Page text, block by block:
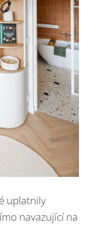
uplatnily
navazující na